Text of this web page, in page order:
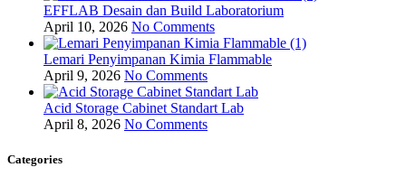
EFFLAB Desain dan Build Laboratorium
April 10, 2026 No Comments
Lemari Penyimpanan Kimia Flammable
April 9, 2026 No Comments
Acid Storage Cabinet Standart Lab
April 8, 2026 No Comments
Categories